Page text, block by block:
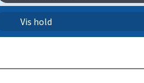
opstaldet på Snorgaarden. Jeg
distriktsmesterskab og hold
Vis hold
Dressur | 1
Dressur | 5